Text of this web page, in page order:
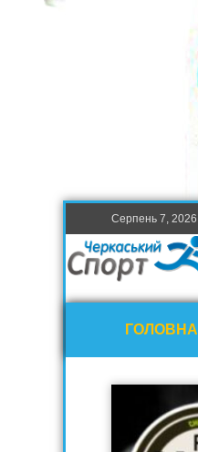
Серпень 7, 2026
ГОЛОВНА